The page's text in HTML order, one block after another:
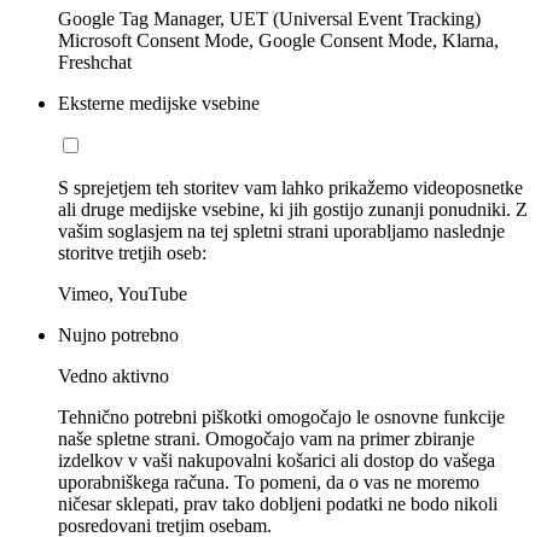
Google Tag Manager, UET (Universal Event Tracking)
Microsoft Consent Mode, Google Consent Mode, Klarna,
Freshchat
Eksterne medijske vsebine
S sprejetjem teh storitev vam lahko prikažemo videoposnetke
ali druge medijske vsebine, ki jih gostijo zunanji ponudniki. Z
vašim soglasjem na tej spletni strani uporabljamo naslednje
storitve tretjih oseb:
Vimeo, YouTube
Nujno potrebno
Vedno aktivno
Tehnično potrebni piškotki omogočajo le osnovne funkcije
naše spletne strani. Omogočajo vam na primer zbiranje
izdelkov v vaši nakupovalni košarici ali dostop do vašega
uporabniškega računa. To pomeni, da o vas ne moremo
ničesar sklepati, prav tako dobljeni podatki ne bodo nikoli
posredovani tretjim osebam.